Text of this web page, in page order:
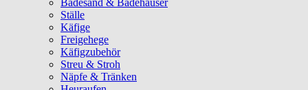
Badesand & Badehäuser
Ställe
Käfige
Freigehege
Käfigzubehör
Streu & Stroh
Näpfe & Tränken